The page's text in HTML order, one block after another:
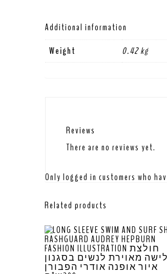
Additional information
Weight
0.42 kg
Reviews
There are no reviews yet.
Only logged in customers who
Related products